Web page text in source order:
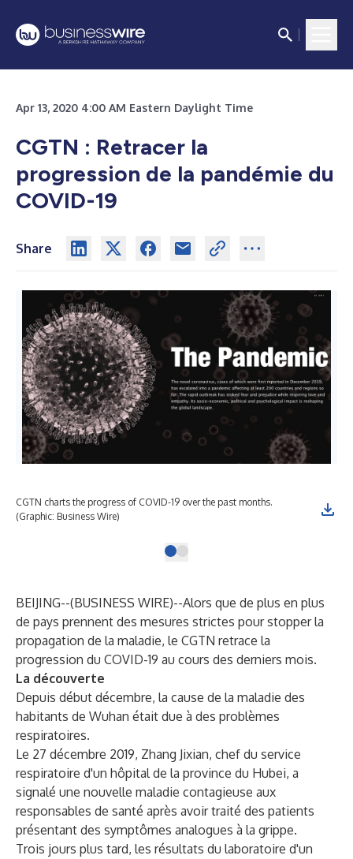
Apr 13, 2020 4:00 AM Eastern Daylight Time
CGTN : Retracer la
progression de la pandémie du
COVID-19
Share
CGTN charts the progress of COVID-19 over the past months.
(Graphic: Business Wire)
BEIJING--(BUSINESS WIRE)--Alors que de plus en plus
de pays prennent des mesures strictes pour stopper la
propagation de la maladie, le CGTN retrace la
progression du COVID-19 au cours des derniers mois.
La découverte
Depuis début décembre, la cause de la maladie des
habitants de Wuhan était due à des problèmes
respiratoires.
Le 27 décembre 2019, Zhang Jixian, chef du service
respiratoire d'un hôpital de la province du Hubei, a
signalé une nouvelle maladie contagieuse aux
responsables de santé après avoir traité des patients
présentant des symptômes analogues à la grippe.
Trois jours plus tard, les résultats du laboratoire d'un